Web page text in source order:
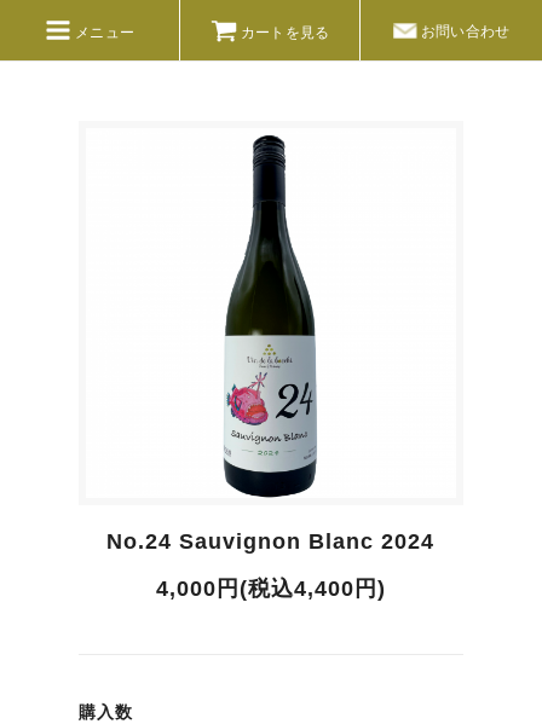
メニュー カートを見る お問い合わせ
白ワインのアートワークは水辺の生き物をモチ
ーフとしており、記念すべき最初のイラストは
●●●●●●●●●●●●●●●●●●●●●●●●●●●●●●●●●●●●
●●●●●●●●●●●●●●●●●●●●●●●●●●●●●●●●●●●
No.24 Sauvignon Blanc 2024
4,000円(税込4,400円)
購入数